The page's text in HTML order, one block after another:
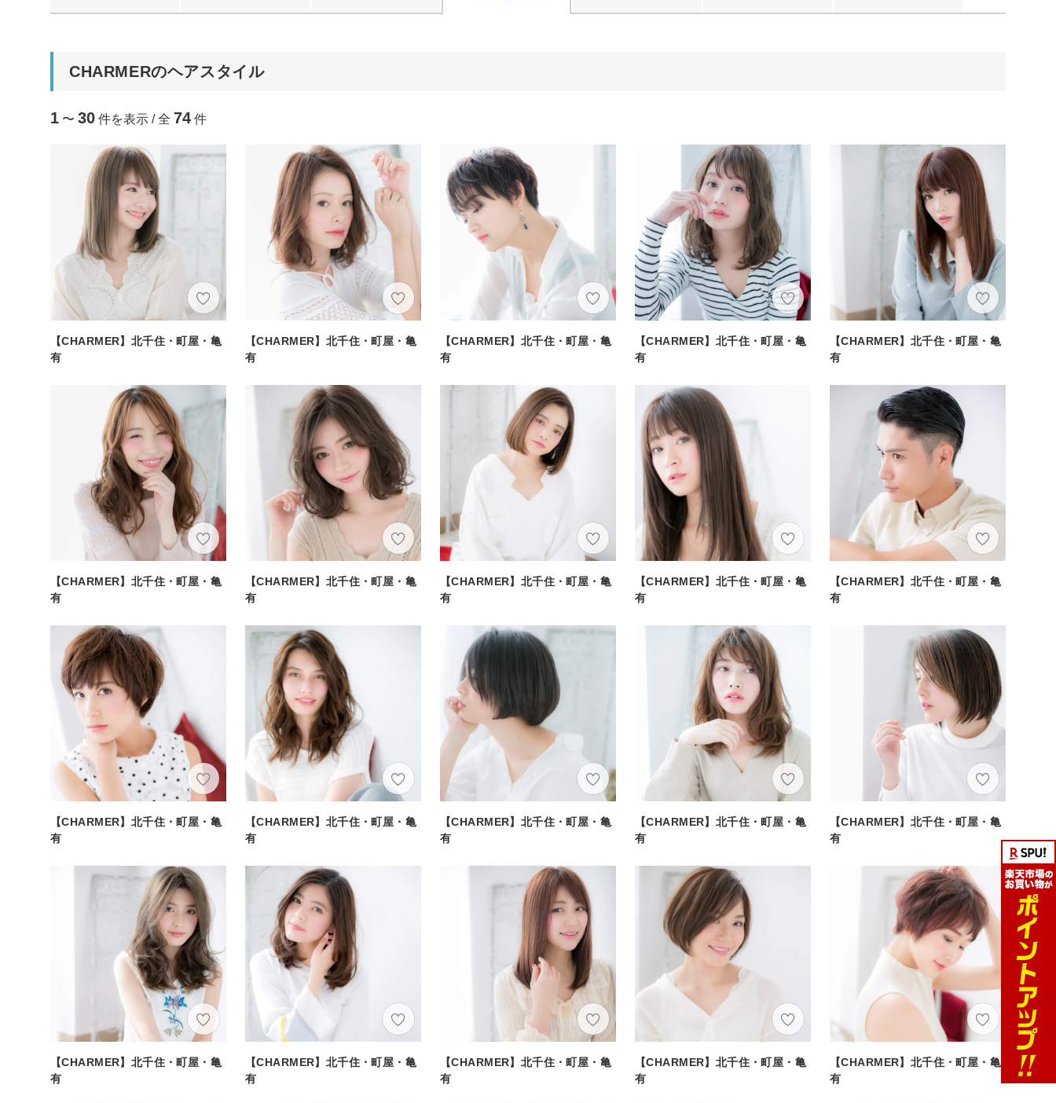
CHARMERのヘアスタイル
1 〜 30 件を表示 / 全 74 件
【CHARMER】北千住・町屋・亀
有
【CHARMER】北千住・町屋・亀
有
【CHARMER】北千住・町屋・亀
有
【CHARMER】北千住・町屋・亀
有
【CHARMER】北千住・町屋・亀
有
【CHARMER】北千住・町屋・亀
有
【CHARMER】北千住・町屋・亀
有
【CHARMER】北千住・町屋・亀
有
【CHARMER】北千住・町屋・亀
有
【CHARMER】北千住・町屋・亀
有
【CHARMER】北千住・町屋・亀
有
【CHARMER】北千住・町屋・亀
有
【CHARMER】北千住・町屋・亀
有
【CHARMER】北千住・町屋・亀
有
【CHARMER】北千住・町屋・亀
有
【CHARMER】北千住・町屋・亀
有
【CHARMER】北千住・町屋・亀
有
【CHARMER】北千住・町屋・亀
有
【CHARMER】北千住・町屋・亀
有
【CHARMER】北千住・町屋・亀
有